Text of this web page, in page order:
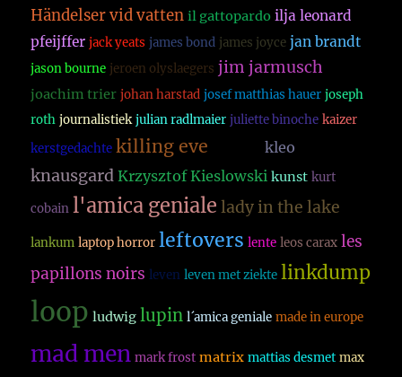
Händelser vid vatten il gattopardo ilja leonard
pfeijffer jack yeats james bond james joyce jan brandt
jason bourne jeroen olyslaegers jim jarmusch
joachim trier johan harstad josef matthias hauer joseph
roth journalistiek julian radlmaier juliette binoche kaizer
kerstgedachte killing eve kleo
knausgard Krzysztof Kieslowski kunst kurt
cobain l'amica geniale lady in the lake
lankum laptop horror leftovers lente leos carax les
papillons noirs leven leven met ziekte linkdump
loop ludwig lupin l´amica geniale made in europe
mad men mark frost matrix mattias desmet max